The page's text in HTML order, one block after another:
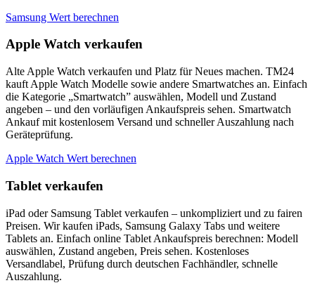
Samsung Wert berechnen
Apple Watch verkaufen
Alte Apple Watch verkaufen und Platz für Neues machen. TM24
kauft Apple Watch Modelle sowie andere Smartwatches an. Einfach
die Kategorie „Smartwatch” auswählen, Modell und Zustand
angeben – und den vorläufigen Ankaufspreis sehen. Smartwatch
Ankauf mit kostenlosem Versand und schneller Auszahlung nach
Geräteprüfung.
Apple Watch Wert berechnen
Tablet verkaufen
iPad oder Samsung Tablet verkaufen – unkompliziert und zu fairen
Preisen. Wir kaufen iPads, Samsung Galaxy Tabs und weitere
Tablets an. Einfach online Tablet Ankaufspreis berechnen: Modell
auswählen, Zustand angeben, Preis sehen. Kostenloses
Versandlabel, Prüfung durch deutschen Fachhändler, schnelle
Auszahlung.